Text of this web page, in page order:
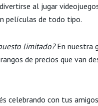
al jugar
películas de todo tipo.
limitado?En nuestra
de precios que van
celebrando con tus